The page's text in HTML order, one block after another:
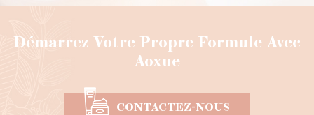
Démarrez Votre Propre Formule Avec
Aoxue
CONTACTEZ-NOUS